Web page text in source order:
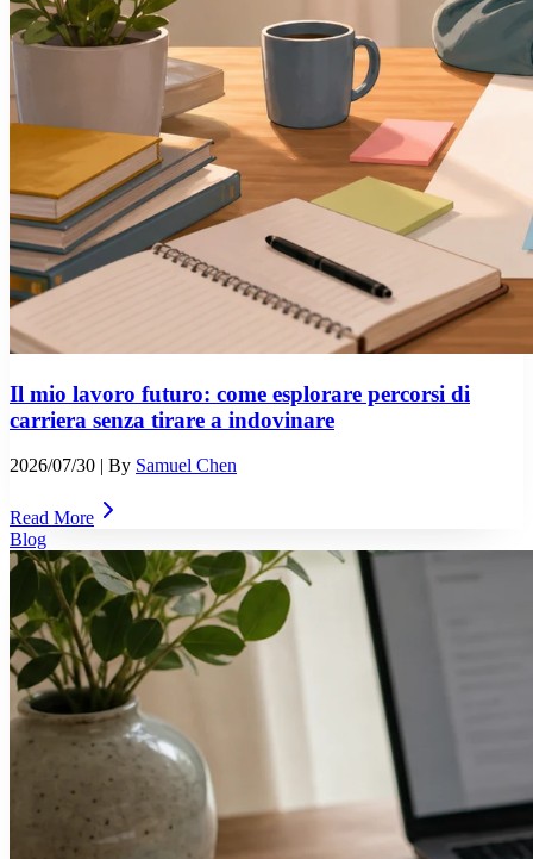
Il mio lavoro futuro: come esplorare percorsi di
carriera senza tirare a indovinare
2026/07/30 | By Samuel Chen
Read More
Blog